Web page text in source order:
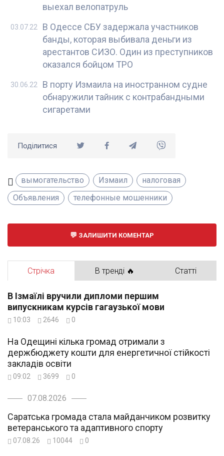
выехал велопатруль
В Одессе СБУ задержала участников
банды, которая выбивала деньги из
арестантов СИЗО. Один из преступников
оказался бойцом ТРО
03.07.22
В порту Измаила на иностранном судне
обнаружили тайник с контрабандными
сигаретами
30.06.22
Поділитися
вымогательство Измаил
налоговая
Объявления
телефонные мошенники
ЗАЛИШИТИ КОМЕНТАР
Стрічка В тренді 🔥 Статті
В Ізмаїлі вручили дипломи першим
випускникам курсів гагаузької мови
10:03 2646 0
На Одещині кілька громад отримали з
держбюджету кошти для енергетичної стійкості
закладів освіти
09:02 3699 0
07.08.2026
Саратська громада стала майданчиком розвитку
ветеранського та адаптивного спорту
07.08.26 10044 0